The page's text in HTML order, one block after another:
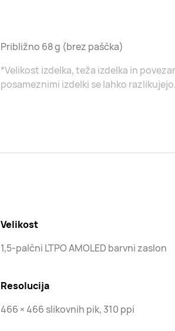
Približno 68 g (brez paščka)
*Velikost izdelka, teža izdelka in
posameznimi izdelki se lahko
Velikost
1,5-palčni LTPO AMOLED barvni zaslon
Resolucija
466 × 466 slikovnih pik, 310 ppi